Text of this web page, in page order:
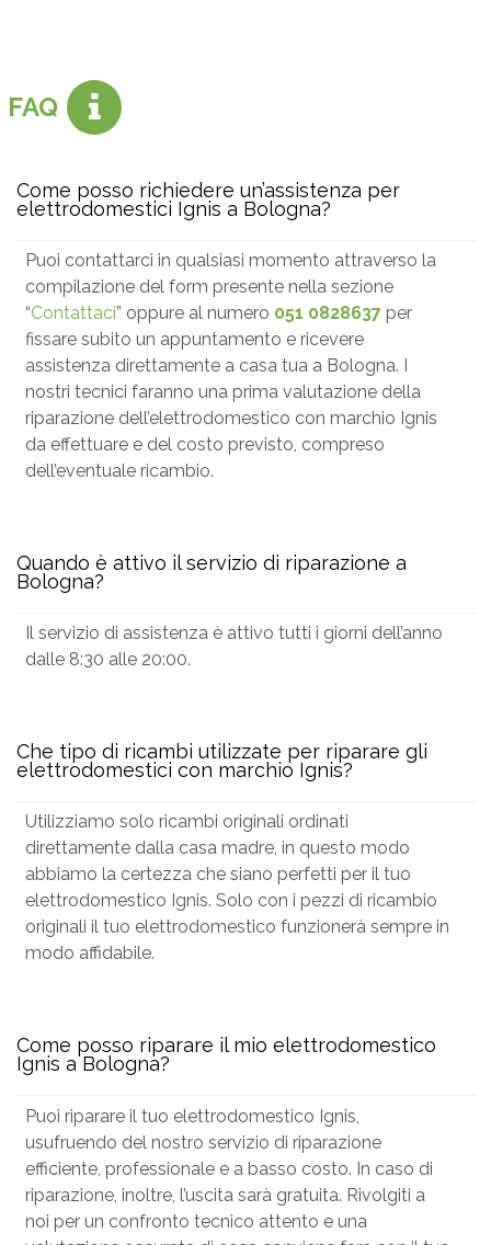
FAQ
Come posso richiedere un’assistenza per
elettrodomestici Ignis a Bologna?
Puoi contattarci in qualsiasi momento attraverso la
compilazione del form presente nella sezione
“Contattaci” oppure al numero 051 0828637 per
fissare subito un appuntamento e ricevere
assistenza direttamente a casa tua a Bologna. I
nostri tecnici faranno una prima valutazione della
riparazione dell’elettrodomestico con marchio Ignis
da effettuare e del costo previsto, compreso
dell’eventuale ricambio.
Quando è attivo il servizio di riparazione a
Bologna?
Il servizio di assistenza è attivo tutti i giorni dell’anno
dalle 8:30 alle 20:00.
Che tipo di ricambi utilizzate per riparare gli
elettrodomestici con marchio Ignis?
Utilizziamo solo ricambi originali ordinati
direttamente dalla casa madre, in questo modo
abbiamo la certezza che siano perfetti per il tuo
elettrodomestico Ignis. Solo con i pezzi di ricambio
originali il tuo elettrodomestico funzionerà sempre in
modo affidabile.
Come posso riparare il mio elettrodomestico
Ignis a Bologna?
Puoi riparare il tuo elettrodomestico Ignis,
usufruendo del nostro servizio di riparazione
efficiente, professionale e a basso costo. In caso di
riparazione, inoltre, l’uscita sarà gratuita. Rivolgiti a
noi per un confronto tecnico attento e una